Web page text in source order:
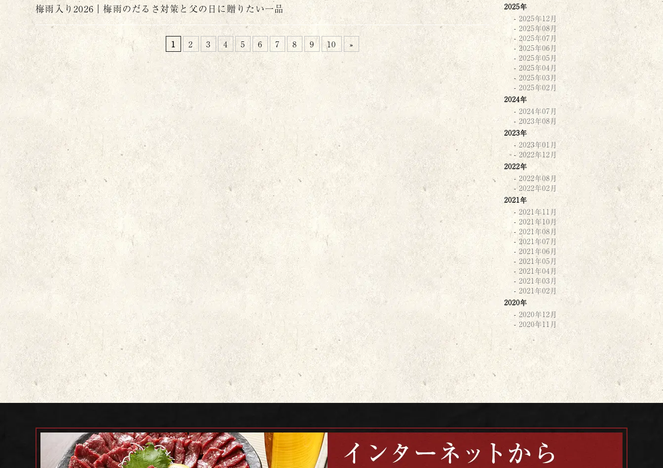
梅雨入り2026｜梅雨のだるさ対策と父の日に贈りたい一品
1 2 3 4 5 6 7 8 9 10 »
2025年
2025年12月
2025年08月
2025年07月
2025年06月
2025年05月
2025年04月
2025年03月
2025年02月
2024年
2024年07月
2023年08月
2023年
2023年01月
2022年12月
2022年
2022年08月
2022年02月
2021年
2021年11月
2021年10月
2021年08月
2021年07月
2021年06月
2021年05月
2021年04月
2021年03月
2021年02月
2020年
2020年12月
2020年11月